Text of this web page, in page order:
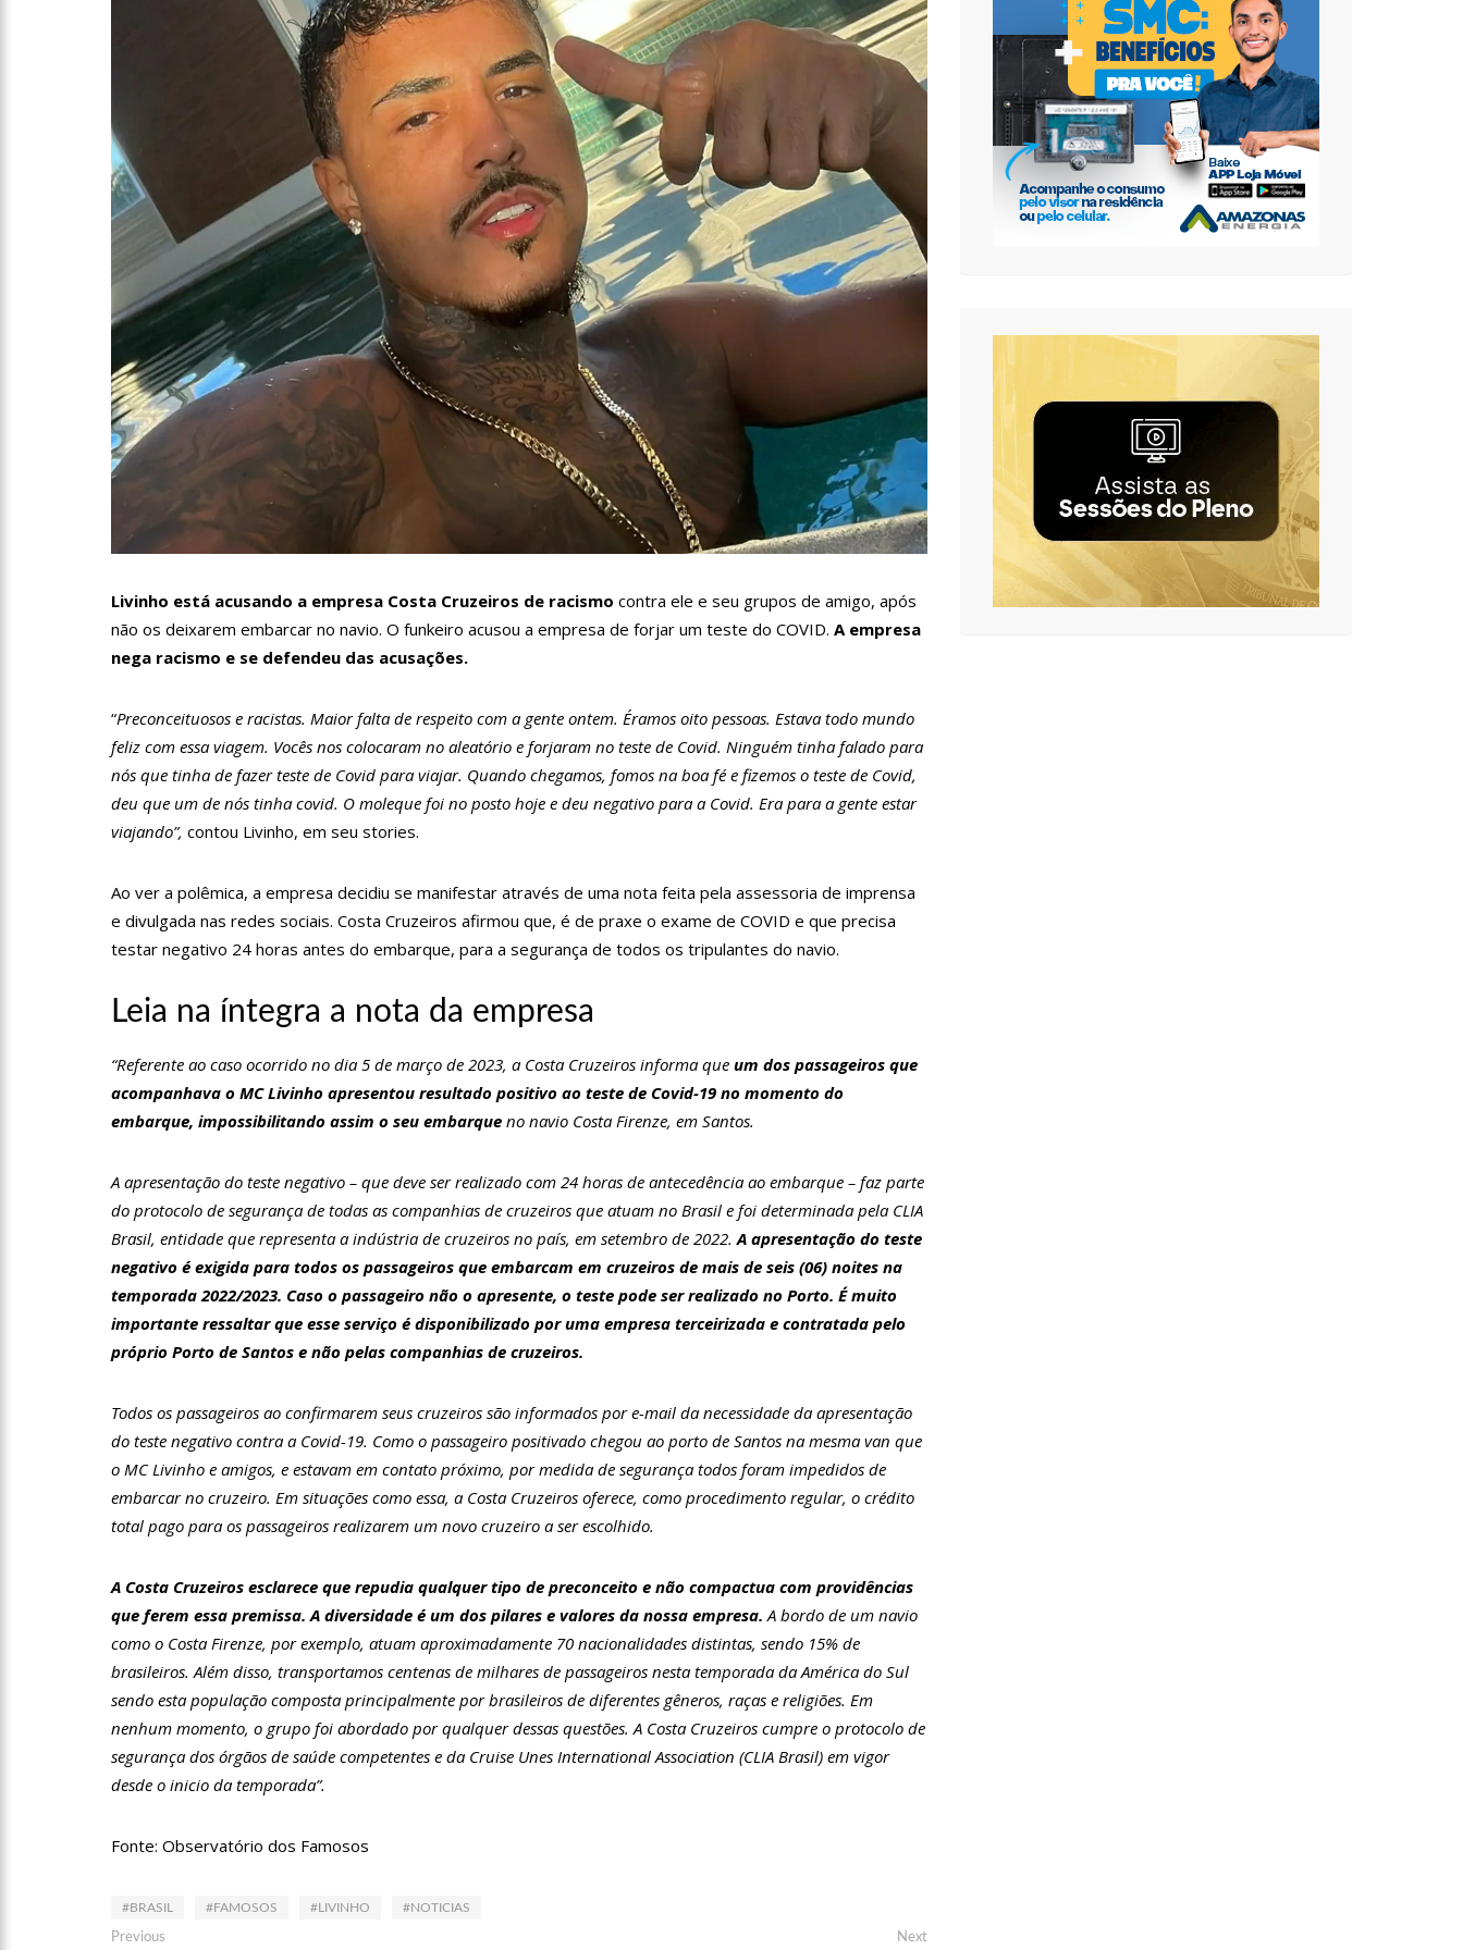
10:00 Linha Direta exibe vídeo com o corpo do menino Henry Borel
15:34 Faustão deixa Band após 1 ano e meio na emissora
12:49 Padrasto é pego assinando OnlyFans de enteada: “Me via fazendo sexo”
Vídeo de Zezé di Camargo desafinando viraliza e fãs lamentam: “Luto”
11:43 Postos serão fiscalizados para garantir queda nos preços, diz ministro
Campanha intensifica combate à violência sexual contra crianças
11:10 Constituição e Lei Maria da Penha ganham tradução em idioma indígena
10:49 Wilson Lima anuncia implantação de centro integrado para atender crianças e
13:24 Dia Mundial da Hipertensão: SES-AM orienta sobre prevenção e tratamento
adequado da doença
Professores do AM entram em greve e cobram reajuste salarial de 25%
de Dança Caprichoso (CDC)
Greve de ônibus é suspensa a pedido do prefeito de Manaus
12:55 PIB do Japão registra crescimento pela primeira vez em 3 trimestres
12:49 Anitta diz que ficou dez meses sem sexo e revela como se sentiu
12:23 Influenciadora e ex são encontrados mortos em carro no interior de SP
14:56 Vídeo: Reação de Ana Clara após não pegar buquê em casamento viraliza: “Filho da
put*! Nojento!”
Empresário ‘Passarão’, dono do porto Chibatão, morre em São Paulo
11:52 Petrobras anuncia nova política de preços de combustíveis
11:36
Acusado de divulgar fotos de corpo de Marília Mendonça e de outros artistas mortos
vira réu
11:28 Casal é surpreendido com gravidez de sêxtuplos e pai ‘passa mal’
11:22 UEA e Sejusc lançam cursos de capacitação para atendimento a Pessoas com
Deficiência
14:30
Wilson Lima entrega Caimi Ada Rodrigues Viana revitalizado à população idosa da
Livinho está acusando a empresa Costa Cruzeiros de racismo contra ele e seu grupos de amigo, após
não os deixarem embarcar no navio. O funkeiro acusou a empresa de forjar um teste do COVID. A empresa
nega racismo e se defendeu das acusações.
“Preconceituosos e racistas. Maior falta de respeito com a gente ontem. Éramos oito pessoas. Estava todo mundo
feliz com essa viagem. Vocês nos colocaram no aleatório e forjaram no teste de Covid. Ninguém tinha falado para
nós que tinha de fazer teste de Covid para viajar. Quando chegamos, fomos na boa fé e fizemos o teste de Covid,
deu que um de nós tinha covid. O moleque foi no posto hoje e deu negativo para a Covid. Era para a gente estar
viajando”, contou Livinho, em seu stories.
Ao ver a polêmica, a empresa decidiu se manifestar através de uma nota feita pela assessoria de imprensa
e divulgada nas redes sociais. Costa Cruzeiros afirmou que, é de praxe o exame de COVID e que precisa
testar negativo 24 horas antes do embarque, para a segurança de todos os tripulantes do navio.
Leia na íntegra a nota da empresa
“Referente ao caso ocorrido no dia 5 de março de 2023, a Costa Cruzeiros informa que um dos passageiros que
acompanhava o MC Livinho apresentou resultado positivo ao teste de Covid-19 no momento do
embarque, impossibilitando assim o seu embarque no navio Costa Firenze, em Santos.
A apresentação do teste negativo – que deve ser realizado com 24 horas de antecedência ao embarque – faz parte
do protocolo de segurança de todas as companhias de cruzeiros que atuam no Brasil e foi determinada pela CLIA
Brasil, entidade que representa a indústria de cruzeiros no país, em setembro de 2022.A apresentação do teste
negativo é exigida para todos os passageiros que embarcam em cruzeiros de mais de seis (06) noites na
temporada 2022/2023. Caso o passageiro não o apresente, o teste pode ser realizado no Porto. É muito
importante ressaltar que esse serviço é disponibilizado por uma empresa terceirizada e contratada pelo
próprio Porto de Santos e não pelas companhias de cruzeiros.
Todos os passageiros ao confirmarem seus cruzeiros são informados por e-mail da necessidade da apresentação
do teste negativo contra a Covid-19. Como o passageiro positivado chegou ao porto de Santos na mesma van que
o MC Livinho e amigos, e estavam em contato próximo, por medida de segurança todos foram impedidos de
embarcar no cruzeiro. Em situações como essa, a Costa Cruzeiros oferece, como procedimento regular, o crédito
total pago para os passageiros realizarem um novo cruzeiro a ser escolhido.
A Costa Cruzeiros esclarece que repudia qualquer tipo de preconceito e não compactua com providências
que ferem essa premissa. A diversidade é um dos pilares e valores da nossa empresa.A bordo de um navio
como o Costa Firenze, por exemplo, atuam aproximadamente 70 nacionalidades distintas, sendo 15% de
brasileiros. Além disso, transportamos centenas de milhares de passageiros nesta temporada da América do Sul
sendo esta população composta principalmente por brasileiros de diferentes gêneros, raças e religiões. Em
nenhum momento, o grupo foi abordado por qualquer dessas questões. A Costa Cruzeiros cumpre o protocolo de
segurança dos órgãos de saúde competentes e da Cruise Unes International Association (CLIA Brasil) em vigor
desde o inicio da temporada”.
Fonte: Observatório dos Famosos
#BRASIL #FAMOSOS #LIVINHO #NOTICIAS
Navegação
Previous NextNext